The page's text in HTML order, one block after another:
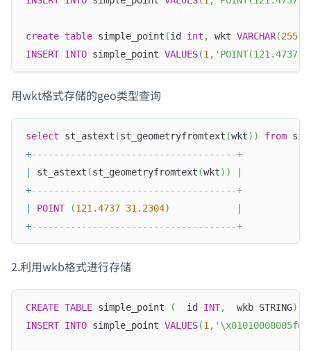
create table simple_point (id int , wkt VARCHAR(255
INSERT INTO simple_point VALUES(1, 'POINT(121.4737
用wkt格式存储的geo类型查询
select st_astext (st_geometryfromtext (wkt) ) from
+-------------------------------------+
|
st_astext (st_geometryfromtext (wkt) )
|
+-------------------------------------+
|
POINT (121.4737 31.2304)
|
+-------------------------------------+
2.利用wkb格式进行存储
CREATE TABLE simple_point (
  id
INT,
  wkb STRING
)
INSERT INTO simple_point VALUES(1 ,